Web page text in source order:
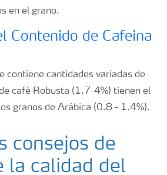
en el grano.
Contenido de Cafeina
contiene cantidades variadas de
café Robusta (1.7-4%) tienen el
granos de Arábica (0.8 - 1.4%).
consejos de
la calidad del